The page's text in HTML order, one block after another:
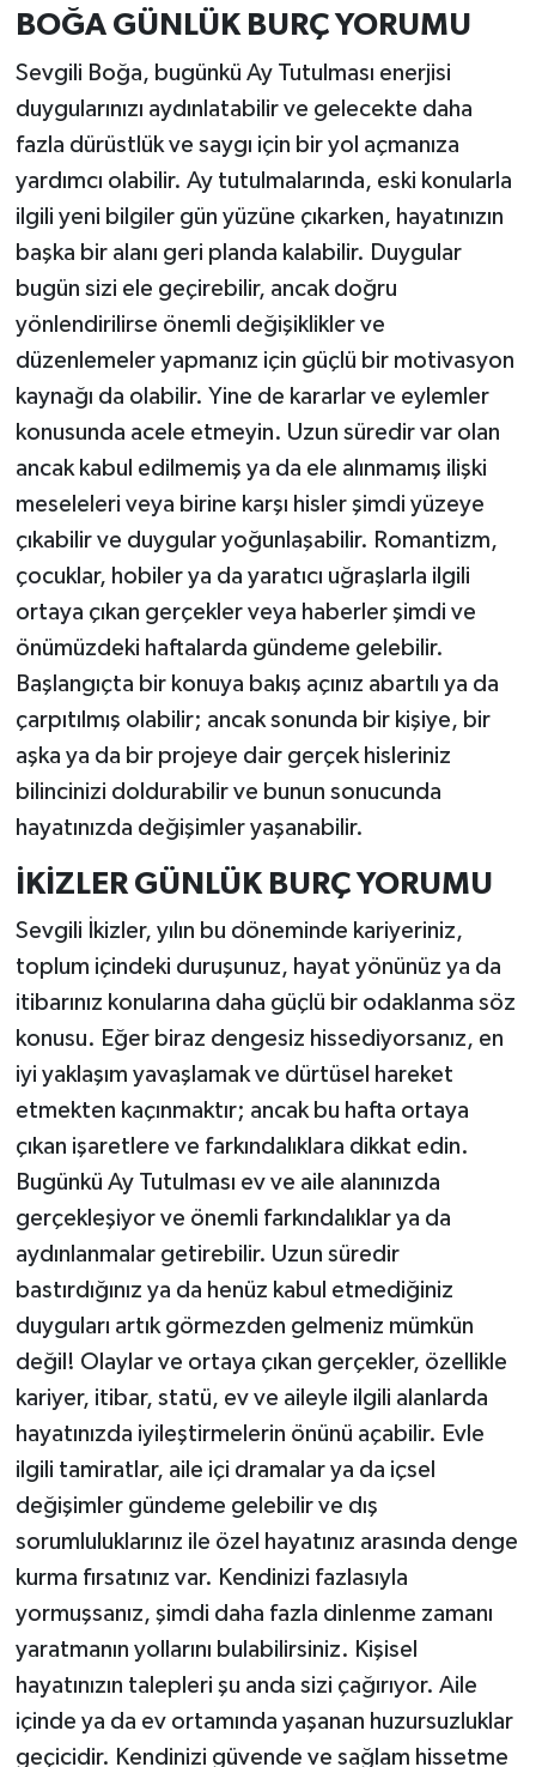
BOĞA GÜNLÜK BURÇ YORUMU
Sevgili Boğa, bugünkü Ay Tutulması enerjisi
duygularınızı aydınlatabilir ve gelecekte daha
fazla dürüstlük ve saygı için bir yol açmanıza
yardımcı olabilir. Ay tutulmalarında, eski konularla
ilgili yeni bilgiler gün yüzüne çıkarken, hayatınızın
başka bir alanı geri planda kalabilir. Duygular
bugün sizi ele geçirebilir, ancak doğru
yönlendirilirse önemli değişiklikler ve
düzenlemeler yapmanız için güçlü bir motivasyon
kaynağı da olabilir. Yine de kararlar ve eylemler
konusunda acele etmeyin. Uzun süredir var olan
ancak kabul edilmemiş ya da ele alınmamış ilişki
meseleleri veya birine karşı hisler şimdi yüzeye
çıkabilir ve duygular yoğunlaşabilir. Romantizm,
çocuklar, hobiler ya da yaratıcı uğraşlarla ilgili
ortaya çıkan gerçekler veya haberler şimdi ve
önümüzdeki haftalarda gündeme gelebilir.
Başlangıçta bir konuya bakış açınız abartılı ya da
çarpıtılmış olabilir; ancak sonunda bir kişiye, bir
aşka ya da bir projeye dair gerçek hisleriniz
bilincinizi doldurabilir ve bunun sonucunda
hayatınızda değişimler yaşanabilir.
İKİZLER GÜNLÜK BURÇ YORUMU
Sevgili İkizler, yılın bu döneminde kariyeriniz,
toplum içindeki duruşunuz, hayat yönünüz ya da
itibarınız konularına daha güçlü bir odaklanma söz
konusu. Eğer biraz dengesiz hissediyorsanız, en
iyi yaklaşım yavaşlamak ve dürtüsel hareket
etmekten kaçınmaktır; ancak bu hafta ortaya
çıkan işaretlere ve farkındalıklara dikkat edin.
Bugünkü Ay Tutulması ev ve aile alanınızda
gerçekleşiyor ve önemli farkındalıklar ya da
aydınlanmalar getirebilir. Uzun süredir
bastırdığınız ya da henüz kabul etmediğiniz
duyguları artık görmezden gelmeniz mümkün
değil! Olaylar ve ortaya çıkan gerçekler, özellikle
kariyer, itibar, statü, ev ve aileyle ilgili alanlarda
hayatınızda iyileştirmelerin önünü açabilir. Evle
ilgili tamiratlar, aile içi dramalar ya da içsel
değişimler gündeme gelebilir ve dış
sorumluluklarınız ile özel hayatınız arasında denge
kurma fırsatınız var. Kendinizi fazlasıyla
yormuşsanız, şimdi daha fazla dinlenme zamanı
yaratmanın yollarını bulabilirsiniz. Kişisel
hayatınızın talepleri şu anda sizi çağırıyor. Aile
içinde ya da ev ortamında yaşanan huzursuzluklar
geçicidir. Kendinizi güvende ve sağlam hissetme